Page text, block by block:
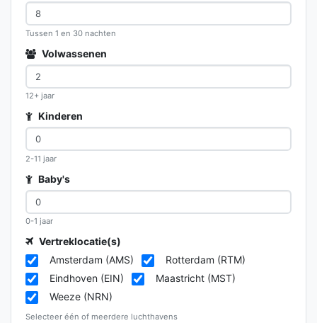
Tussen 1 en 30 nachten
Volwassenen
12+ jaar
Kinderen
2-11 jaar
Baby's
0-1 jaar
Vertreklocatie(s)
Amsterdam (AMS)
Rotterdam (RTM)
Eindhoven (EIN)
Maastricht (MST)
Weeze (NRN)
Selecteer één of meerdere luchthavens